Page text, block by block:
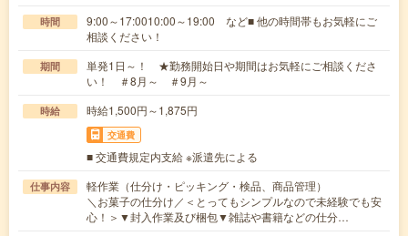
時間
9:00～17:0010:00～19:00 など■ 他の時間帯もお気軽にご
相談ください！
期間
単発1日～！ ★勤務開始日や期間はお気軽にご相談くださ
い！ ＃8月～ ＃9月～
時給 時給1,500円～1,875円
交通費
■ 交通費規定内支給 ※派遣先による
仕事内容
軽作業（仕分け・ピッキング・検品、商品管理）
＼お菓子の仕分け／＜とってもシンプルなので未経験でも安
心！＞▼封入作業及び梱包▼雑誌や書籍などの仕分…